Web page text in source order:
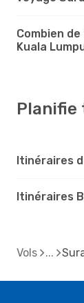
Combien
Kuala
Planifie
Itinéraires
Itinéraires
Vols